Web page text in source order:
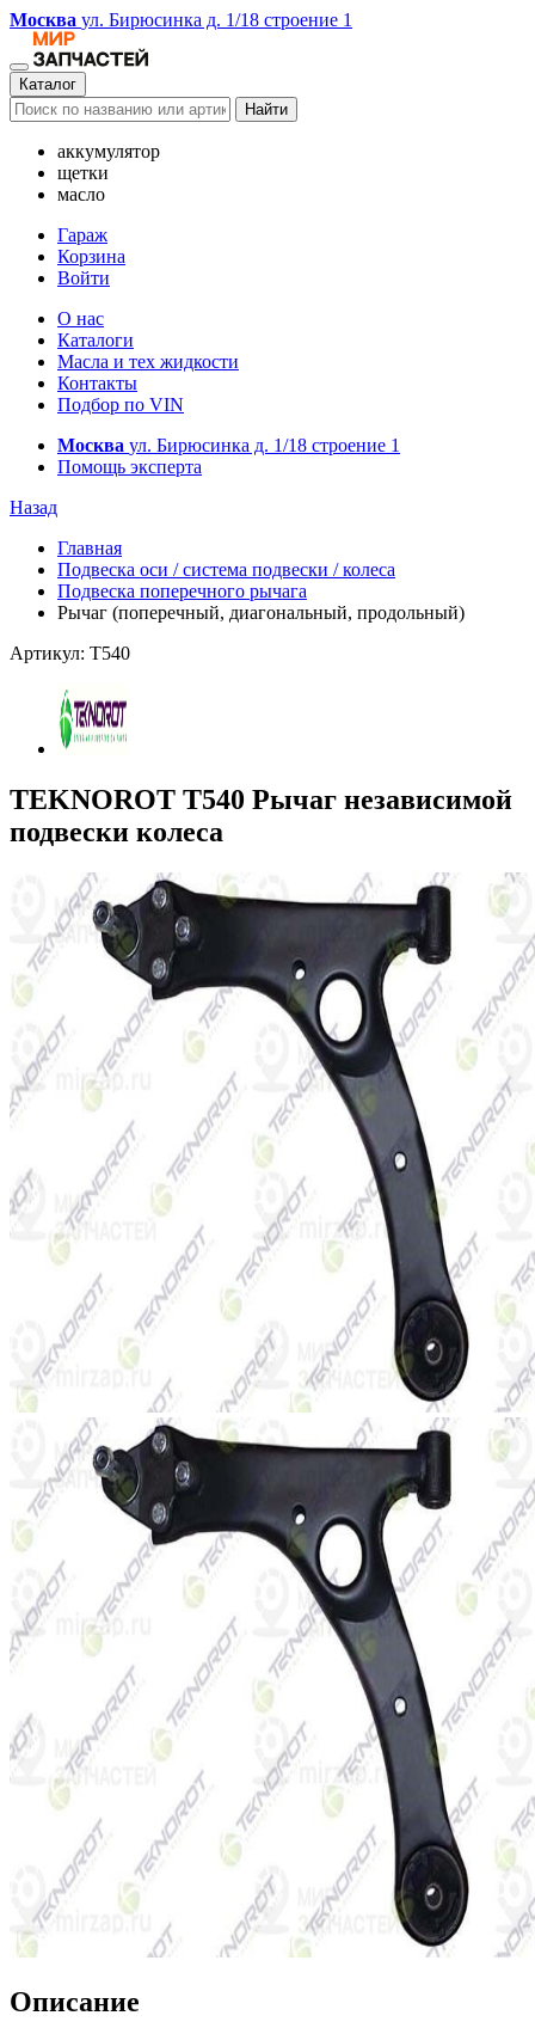
Москва ул. Бирюсинка д. 1/18 строение 1
Каталог
Найти
аккумулятор
щетки
масло
Гараж
Корзина
Войти
О нас
Каталоги
Масла и тех жидкости
Контакты
Подбор по VIN
Москва ул. Бирюсинка д. 1/18 строение 1
Помощь эксперта
Назад
Главная
Подвеска оси / система подвески / колеса
Подвеска поперечного рычага
Рычаг (поперечный, диагональный, продольный)
Артикул: T540
TEKNOROT T540 Рычаг независимой
подвески колеса
Описание